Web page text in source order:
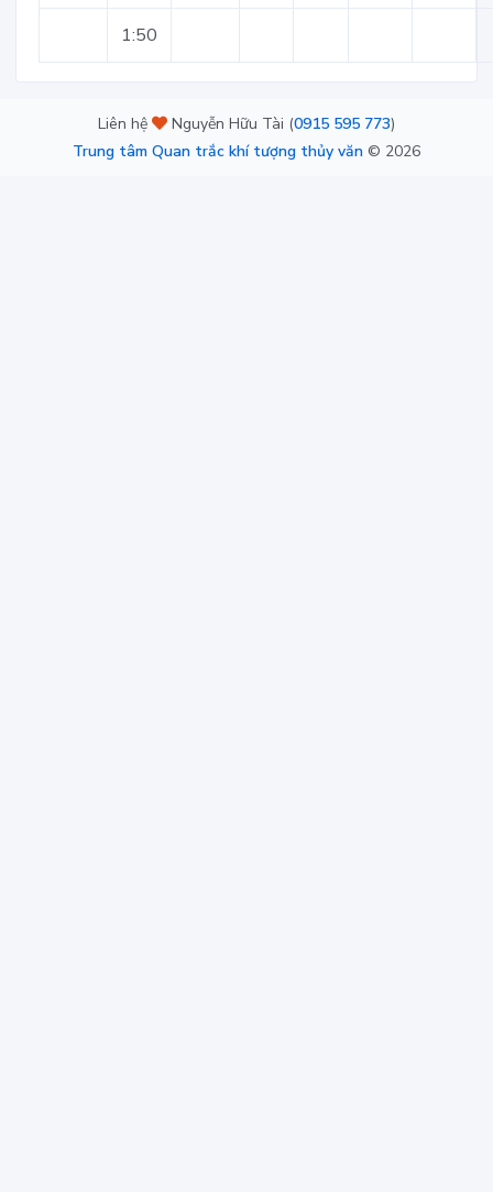
1:50
Liên hệ Nguyễn Hữu Tài (0915 595 773)
Trung tâm Quan trắc khí tượng thủy văn © 2026